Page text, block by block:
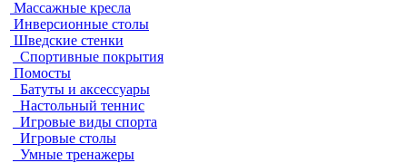
Массажные кресла
Инверсионные столы
Шведские стенки
Спортивные покрытия
Помосты
Батуты и аксессуары
Настольный теннис
Игровые виды спорта
Игровые столы
Умные тренажеры